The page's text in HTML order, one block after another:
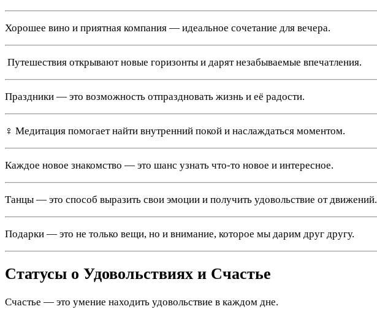
Хорошее вино и приятная компания — идеальное сочетание для вечера.
️ Путешествия открывают новые горизонты и дарят незабываемые впечатления.
Праздники — это возможность отпраздновать жизнь и её радости.
‍♀️ Медитация помогает найти внутренний покой и наслаждаться моментом.
Каждое новое знакомство — это шанс узнать что-то новое и интересное.
Танцы — это способ выразить свои эмоции и получить удовольствие от движений.
Подарки — это не только вещи, но и внимание, которое мы дарим друг другу.
Статусы о Удовольствиях и Счастье
Счастье — это умение находить удовольствие в каждом дне.